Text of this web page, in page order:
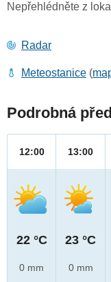
Nepřehlédněte z
Radar
Meteostanice (
Podrobná
12:00
22 °C
0 mm
13:00
23 °C
0 mm